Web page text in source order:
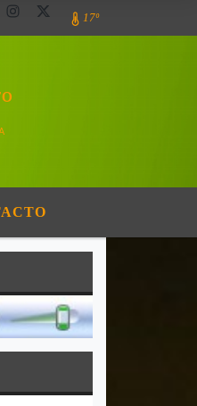
17º